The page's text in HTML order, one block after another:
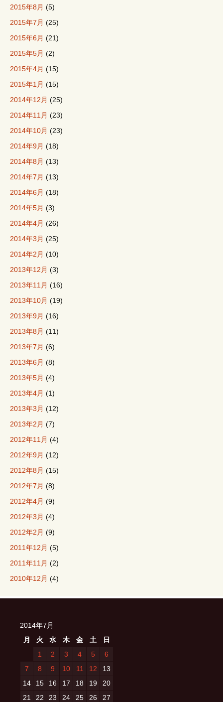
2015年8月 (5)
2015年7月 (25)
2015年6月 (21)
2015年5月 (2)
2015年4月 (15)
2015年1月 (15)
2014年12月 (25)
2014年11月 (23)
2014年10月 (23)
2014年9月 (18)
2014年8月 (13)
2014年7月 (13)
2014年6月 (18)
2014年5月 (3)
2014年4月 (26)
2014年3月 (25)
2014年2月 (10)
2013年12月 (3)
2013年11月 (16)
2013年10月 (19)
2013年9月 (16)
2013年8月 (11)
2013年7月 (6)
2013年6月 (8)
2013年5月 (4)
2013年4月 (1)
2013年3月 (12)
2013年2月 (7)
2012年11月 (4)
2012年9月 (12)
2012年8月 (15)
2012年7月 (8)
2012年4月 (9)
2012年3月 (4)
2012年2月 (9)
2011年12月 (5)
2011年11月 (2)
2010年12月 (4)
2014年7月
月
火 水 木 金 土
日
1
2 3 4 5
6
7
8 9 10 11 12
13
14
15 16 17 18 19
20
21
22 23 24 25 26
27